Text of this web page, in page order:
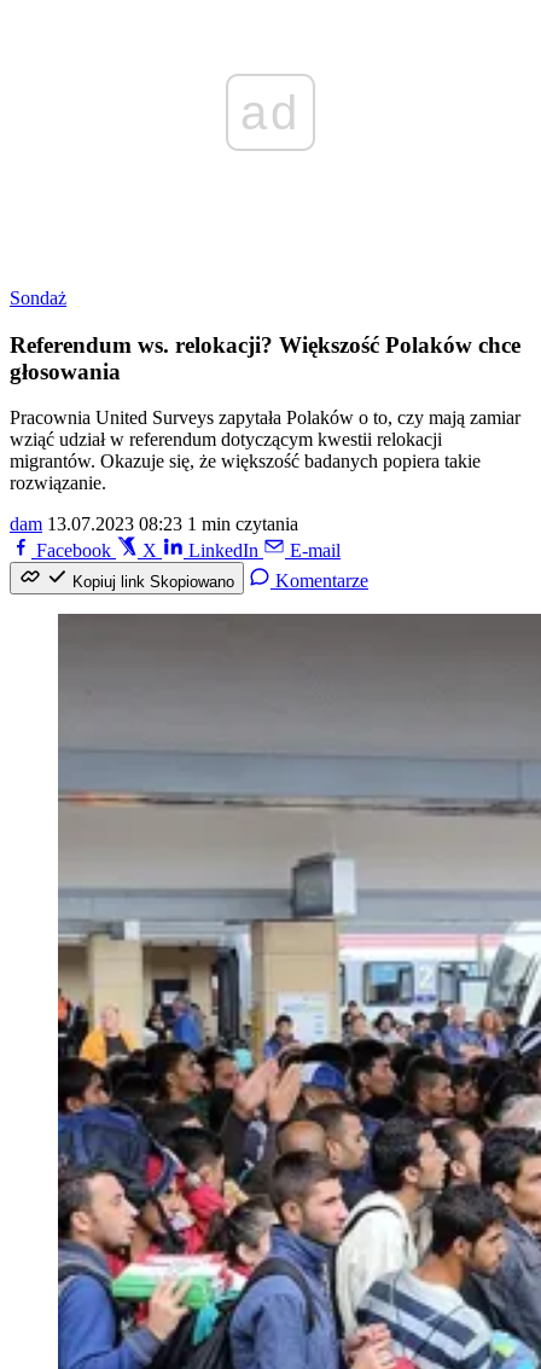
ad
Sondaż
Referendum ws. relokacji? Większość Polaków chce
głosowania
Pracownia United Surveys zapytała Polaków o to, czy mają zamiar
wziąć udział w referendum dotyczącym kwestii relokacji
migrantów. Okazuje się, że większość badanych popiera takie
rozwiązanie.
dam 13.07.2023 08:23 1 min czytania
Facebook
X LinkedIn E-mail
Kopiuj link Skopiowano Komentarze